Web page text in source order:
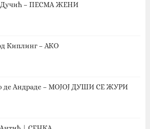
Дучић – ПЕСМА ЖЕНИ
Киплинг – АКО
де Андраде – МОЈОЈ ДУШИ СЕ ЖУРИ